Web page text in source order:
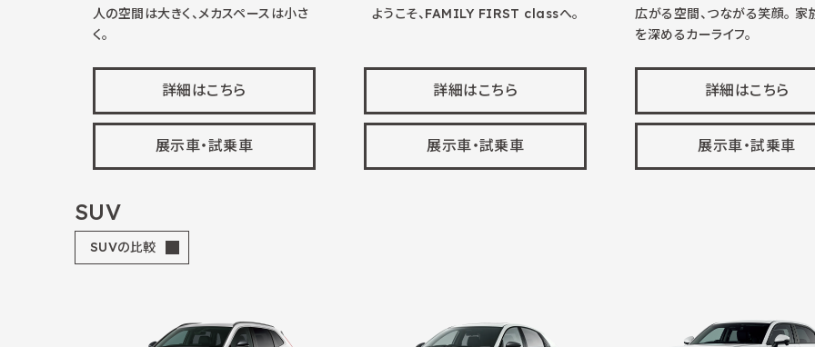
人の空間は大きく、メカスペースは小さ
く。
詳細はこちら
展示車・試乗車
ようこそ、FAMILY FIRST classへ。
詳細はこちら
展示車・試乗車
広がる空間、つながる笑顔。 家
を深めるカーライフ。
詳細はこちら
展示車・試乗車
SUV
SUVの比較